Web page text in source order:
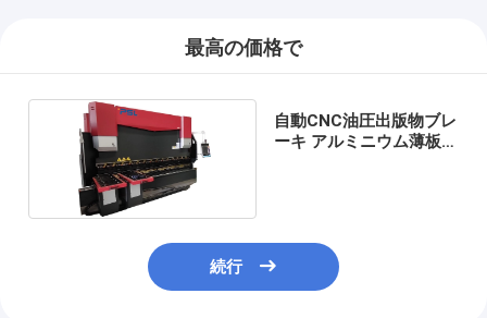
最高の価格で
自動CNC油圧出版物ブレ
ーキ アルミニウム薄板金
続行